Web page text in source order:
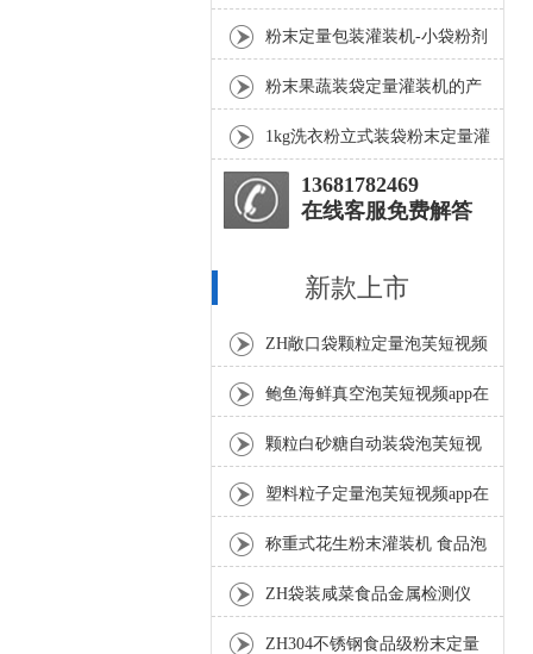
生产线
粉末定量包装灌装机-小袋粉剂
泡芙短视频app在线下载50g厂
粉末果蔬装袋定量灌装机的产
品规格
1kg洗衣粉立式装袋粉末定量灌
装机产品参数
13681782469
在线客服免费解答
新款上市
ZH敞口袋颗粒定量泡芙短视频
app在线下载 给料皮带秤厂家
鲍鱼海鲜真空泡芙短视频app在
线下载 食品保鲜封口机
颗粒白砂糖自动装袋泡芙短视
频app在线下载50g
塑料粒子定量泡芙短视频app在
线下载 颗粒塑料打包秤
称重式花生粉末灌装机 食品泡
芙短视频app在线下载械设备
ZH袋装咸菜食品金属检测仪
多功能检测机
ZH304不锈钢食品级粉末定量